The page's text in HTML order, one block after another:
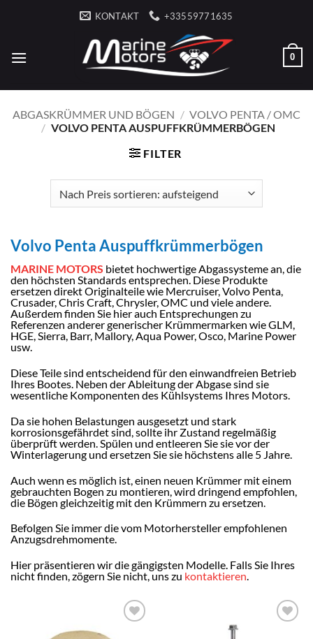
KONTAKT +33559771635
0
ABGASKRÜMMER UND BÖGEN / VOLVO PENTA / OMC
/ VOLVO PENTA AUSPUFFKRÜMMERBÖGEN
FILTER
Volvo Penta Auspuffkrümmerbögen
MARINE MOTORS bietet hochwertige Abgassysteme an, die
den höchsten Standards entsprechen. Diese Produkte
ersetzen direkt Originalteile wie Mercruiser, Volvo Penta,
Crusader, Chris Craft, Chrysler, OMC und viele andere.
Außerdem finden Sie hier auch Entsprechungen zu
Referenzen anderer generischer Krümmermarken wie GLM,
HGE, Sierra, Barr, Mallory, Aqua Power, Osco, Marine Power
usw.
Diese Teile sind entscheidend für den einwandfreien Betrieb
Ihres Bootes. Neben der Ableitung der Abgase sind sie
wesentliche Komponenten des Kühlsystems Ihres Motors.
Da sie hohen Belastungen ausgesetzt und stark
korrosionsgefährdet sind, sollte ihr Zustand regelmäßig
überprüft werden. Spülen und entleeren Sie sie vor der
Winterlagerung und ersetzen Sie sie höchstens alle 5 Jahre.
Auch wenn es möglich ist, einen neuen Krümmer mit einem
gebrauchten Bogen zu montieren, wird dringend empfohlen,
die Bögen gleichzeitig mit den Krümmern zu ersetzen.
Befolgen Sie immer die vom Motorhersteller empfohlenen
Anzugsdrehmomente.
Hier präsentieren wir die gängigsten Modelle. Falls Sie Ihres
nicht finden, zögern Sie nicht, uns zu kontaktieren.
AJOUTER